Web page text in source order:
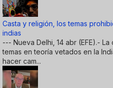
Casta y religión, los temas
indias
--- Nueva Delhi, 14 abr (EFE).-
temas en teoría vetados en la
hacer cam...